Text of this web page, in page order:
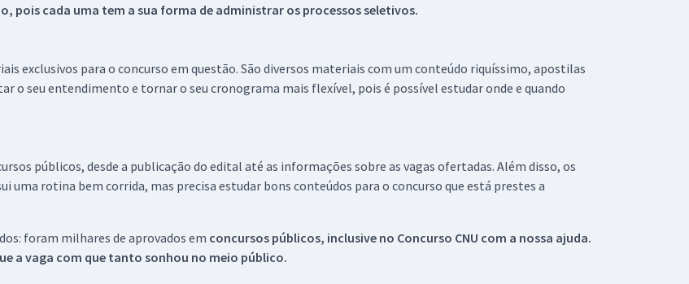
pois cada uma tem a sua forma de administrar os processos seletivos.
exclusivos para o concurso em questão. São diversos materiais com um conteúdo riquíssimo, apostilas
o seu entendimento e tornar o seu cronograma mais flexível, pois é possível estudar onde e quando
públicos, desde a publicação do edital até as informações sobre as vagas ofertadas. Além disso, os
uma rotina bem corrida, mas precisa estudar bons conteúdos para o concurso que está prestes a
foram milhares de aprovados em concursos públicos, inclusive no Concurso CNU com a nossa ajuda.
a vaga com que tanto sonhou no meio público.